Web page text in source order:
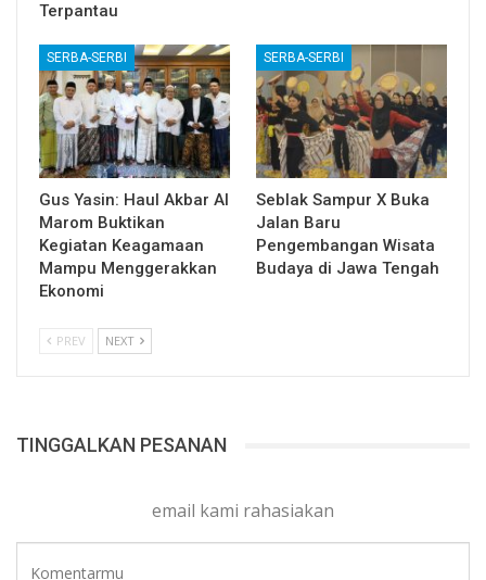
Terpantau
SERBA-SERBI
Gus Yasin: Haul Akbar Al
Marom Buktikan
Kegiatan Keagamaan
Mampu Menggerakkan
Ekonomi
SERBA-SERBI
Seblak Sampur X Buka
Jalan Baru
Pengembangan Wisata
Budaya di Jawa Tengah
PREV NEXT
TINGGALKAN PESANAN
email kami rahasiakan